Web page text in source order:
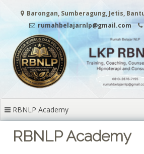
Barongan, Sumberagung, Jetis,
rumahbelajarnlp@gmail.com
RBNLP Academy
RBNLP Academy